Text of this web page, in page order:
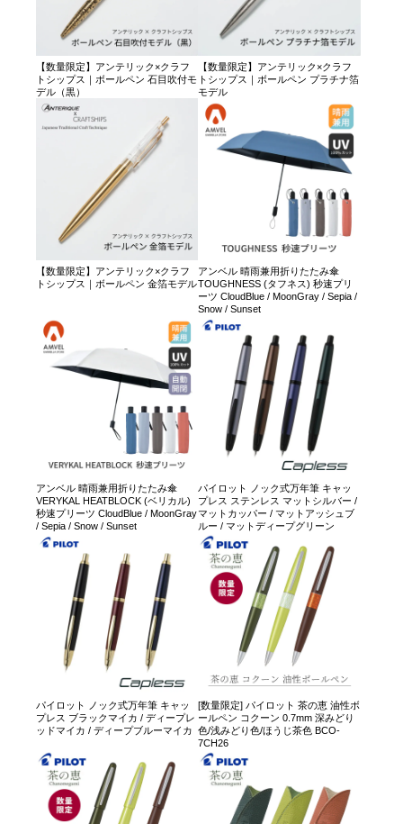
【数量限定】アンテリック×クラフ
トシップス｜ボールペン 石目吹付モ
デル（黒）
【数量限定】アンテリック×クラフ
トシップス｜ボールペン プラチナ箔
モデル
【数量限定】アンテリック×クラフ
トシップス｜ボールペン 金箔モデル
アンベル 晴雨兼用折りたたみ傘
TOUGHNESS (タフネス) 秒速プリ
ーツ CloudBlue / MoonGray / Sepia /
Snow / Sunset
アンベル 晴雨兼用折りたたみ傘
VERYKAL HEATBLOCK (ベリカル)
秒速プリーツ CloudBlue / MoonGray
/ Sepia / Snow / Sunset
パイロット ノック式万年筆 キャッ
プレス ステンレス マットシルバー /
マットカッパー / マットアッシュブ
ルー / マットディープグリーン
パイロット ノック式万年筆 キャッ
プレス ブラックマイカ / ディープレ
ッドマイカ / ディープブルーマイカ
[数量限定] パイロット 茶の恵 油性ボ
ールペン コクーン 0.7mm 深みどり
色/浅みどり色/ほうじ茶色 BCO-
7CH26